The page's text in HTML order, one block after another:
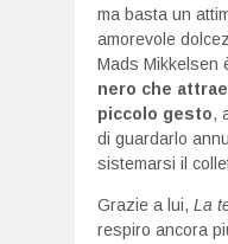
ma basta un
amorevole
Mads Mikkelsen
nero che
piccolo gesto,
di guardarlo
sistemarsi il
Grazie a lui, La
respiro ancora